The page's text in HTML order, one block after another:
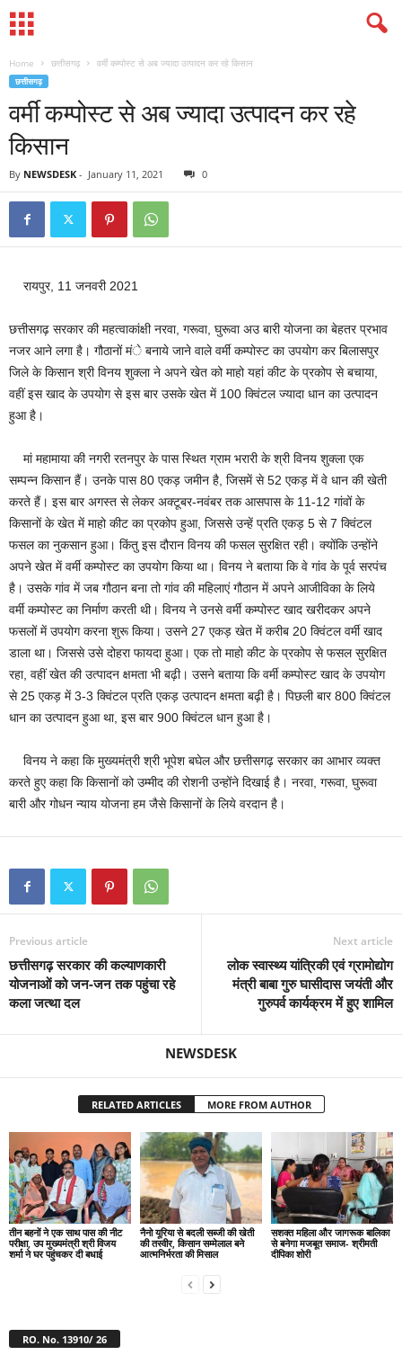
Home छत्तीसगढ़ वर्मी कम्पोस्ट से अब ज्यादा उत्पादन कर रहे किसान
छत्तीसगढ़
वर्मी कम्पोस्ट से अब ज्यादा उत्पादन कर रहे
किसान
By NEWSDESK - January 11, 2021 0
रायपुर, 11 जनवरी 2021
छत्तीसगढ़ सरकार की महत्वाकांक्षी नरवा, गरूवा, घुरूवा अउ बारी योजना का बेहतर प्रभाव
नजर आने लगा है। गौठानों मंे बनाये जाने वाले वर्मी कम्पोस्ट का उपयोग कर बिलासपुर
जिले के किसान श्री विनय शुक्ला ने अपने खेत को माहो यहां कीट के प्रकोप से बचाया,
वहीं इस खाद के उपयोग से इस बार उसके खेत में 100 क्विंटल ज्यादा धान का उत्पादन
हुआ है।
मां महामाया की नगरी रतनपुर के पास स्थित ग्राम भरारी के श्री विनय शुक्ला एक
सम्पन्न किसान हैं। उनके पास 80 एकड़ जमीन है, जिसमें से 52 एकड़ में वे धान की खेती
करते हैं। इस बार अगस्त से लेकर अक्टूबर-नवंबर तक आसपास के 11-12 गांवों के
किसानों के खेत में माहो कीट का प्रकोप हुआ, जिससे उन्हें प्रति एकड़ 5 से 7 क्विंटल
फसल का नुकसान हुआ। किंतु इस दौरान विनय की फसल सुरक्षित रही। क्योंकि उन्होंने
अपने खेत में वर्मी कम्पोस्ट का उपयोग किया था। विनय ने बताया कि वे गांव के पूर्व सरपंच
है। उसके गांव में जब गौठान बना तो गांव की महिलाएं गौठान में अपने आजीविका के लिये
वर्मी कम्पोस्ट का निर्माण करती थी। विनय ने उनसे वर्मी कम्पोस्ट खाद खरीदकर अपने
फसलों में उपयोग करना शुरू किया। उसने 27 एकड़ खेत में करीब 20 क्विंटल वर्मी खाद
डाला था। जिससे उसे दोहरा फायदा हुआ। एक तो माहो कीट के प्रकोप से फसल सुरक्षित
रहा, वहीं खेत की उत्पादन क्षमता भी बढ़ी। उसने बताया कि वर्मी कम्पोस्ट खाद के उपयोग
से 25 एकड़ में 3-3 क्विंटल प्रति एकड़ उत्पादन क्षमता बढ़ी है। पिछली बार 800 क्विंटल
धान का उत्पादन हुआ था, इस बार 900 क्विंटल धान हुआ है।
विनय ने कहा कि मुख्यमंत्री श्री भूपेश बघेल और छत्तीसगढ़ सरकार का आभार व्यक्त
करते हुए कहा कि किसानों को उम्मीद की रोशनी उन्होंने दिखाई है। नरवा, गरूवा, घुरूवा
बारी और गोधन न्याय योजना हम जैसे किसानों के लिये वरदान है।
Previous article
छत्तीसगढ़ सरकार की कल्याणकारी
योजनाओं को जन-जन तक पहुंचा रहे
कला जत्था दल
Next article
लोक स्वास्थ्य यांत्रिकी एवं ग्रामोद्योग
मंत्री बाबा गुरु घासीदास जयंती और
गुरुपर्व कार्यक्रम में हुए शामिल
NEWSDESK
RELATED ARTICLES MORE FROM AUTHOR
तीन बहनों ने एक साथ पास की नीट
परीक्षा, उप मुख्यमंत्री श्री विजय
शर्मा ने घर पहुंचकर दी बधाई
नैनो यूरिया से बदली सब्जी की खेती
की तस्वीर, किसान सम्मेलाल बने
आत्मनिर्भरता की मिसाल
सशक्त महिला और जागरूक बालिका
से बनेगा मजबूत समाज- श्रीमती
दीपिका शोरी
RO. No. 13910/ 26